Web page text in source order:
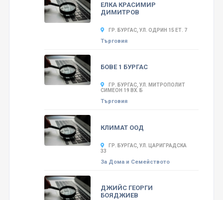
ЕЛКА КРАСИМИР
ДИМИТРОВ
ГР. БУРГАС, УЛ. ОДРИН 15 ЕТ. 7
Търговия
БОВЕ 1 БУРГАС
ГР. БУРГАС, УЛ. МИТРОПОЛИТ
СИМЕОН 19 ВХ. Б
Търговия
КЛИМАТ ООД
ГР. БУРГАС, УЛ. ЦАРИГРАДСКА
33
За Дома и Семейството
ДЖИЙС ГЕОРГИ
БОЯДЖИЕВ